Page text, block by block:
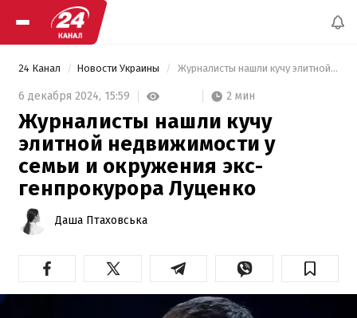
24 Канал Новости Украины Журналисты нашли кучу элитной недвижимости у семьи и окружения экс-генпрокурора Луценко
6 декабря 2024, 15:59 2 мин
Журналисты нашли кучу
элитной недвижимости у
семьи и окружения экс-
генпрокурора Луценко
Даша Птаховська